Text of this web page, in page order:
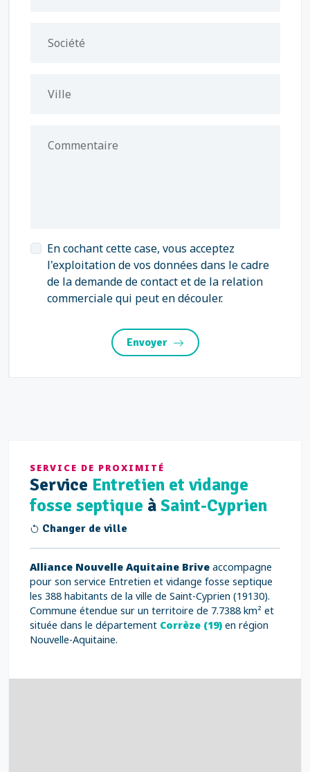
Société
Ville
Commentaire
En cochant cette case, vous acceptez
l'exploitation de vos données dans le cadre
de la demande de contact et de la relation
commerciale qui peut en découler.
Envoyer
SERVICE DE PROXIMITÉ
Service Entretien et vidange
fosse septique àSaint-Cyprien
Changer de ville
Alliance Nouvelle Aquitaine Brive accompagne
pour son service Entretien et vidange fosse septique
les 388 habitants de la ville de Saint-Cyprien (19130).
Commune étendue sur un territoire de 7.7388 km² et
située dans le département Corrèze (19) en région
Nouvelle-Aquitaine.